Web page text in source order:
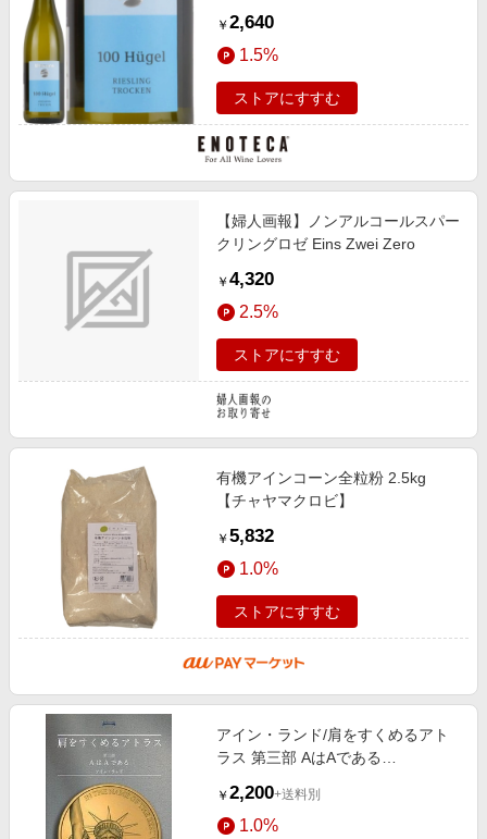
￥ 2,640
1.5%
ストアにすすむ
【婦人画報】ノンアルコールスパー
クリングロゼ Eins Zwei Zero
￥ 4,320
2.5%
ストアにすすむ
有機アインコーン全粒粉 2.5kg
【チャヤマクロビ】
￥ 5,832
1.0%
ストアにすすむ
アイン・ランド/肩をすくめるアト
ラス 第三部 AはAである
￥ 2,200+送料別
1.0%